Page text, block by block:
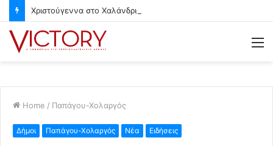
Home / Παπάγου-Χολαργός
Δήμοι Παπάγου-Χολαργός Νέα Ειδήσεις